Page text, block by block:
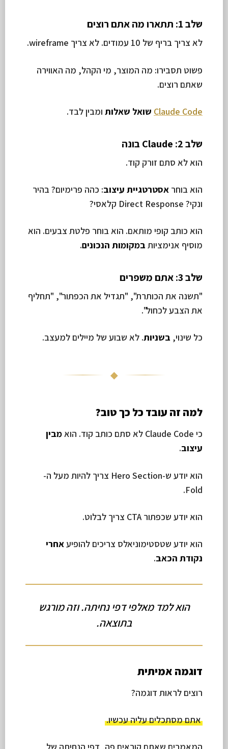
שלב 1: תתארו מה אתם רוצים
לא צריך בריף של 10 עמודים. לא צריך wireframe.
פשוט תסבירו: מה המוצר, מי הקהל, מה האווירה
שאתם רוצים.
Claude Code שואל שאלות ומבין לבד.
שלב 2: Claude בונה
הוא לא סתם זורק קוד.
הוא בוחר אסטרטגיית עיצוב: כהה פרימיום? בהיר
ונקי? Direct Response קלאסי?
הוא כותב קופי מותאם. הוא בוחר פלטת צבעים. הוא
מוסיף אנימציות במקומות הנכונים.
שלב 3: אתם משפרים
"תשנה את הכותרת", "תגדיל את הכפתור", "תחליף
את הצבע לכחול".
כל שינוי, בשניות. לא שבוע של מיילים למעצב.
◆
למה זה עובד כל כך טוב?
כי Claude Code לא סתם כותב קוד. הוא
מבין
עיצוב.
הוא יודע ש-Hero Section צריך להיות מעל ה-
Fold.
הוא יודע שכפתור CTA צריך לבלוט.
הוא יודע שטסטימוניאלס צריכים להופיעאחרי
נקודת הכאב.
הוא למד מאלפי דפי נחיתה. וזה מורגש
בתוצאה.
דוגמה אמיתית
רוצים לראות דוגמה?
אתם מסתכלים עליה עכשיו.